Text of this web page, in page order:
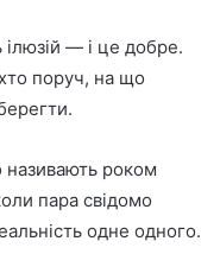
ілюзій — і це добре.
хто поруч, на що
називають роком
пара свідомо
одне одного.